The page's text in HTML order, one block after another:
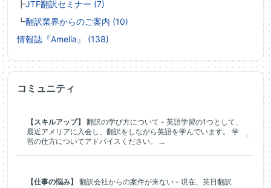
┣JTF翻訳セミナー (7)
┗翻訳業界からのご案内 (10)
情報誌『Amelia』 (138)
コミュニティ
【スキルアップ】
翻訳の学び方について - 英語学習の1つとして、
最近アメリアに入会し、翻訳をしながら英語を学んでいます。 学
習の仕方についてアドバイスください。 ...
【仕事の悩み】
翻訳会社からの案件が来ない - 現在、英日翻訳